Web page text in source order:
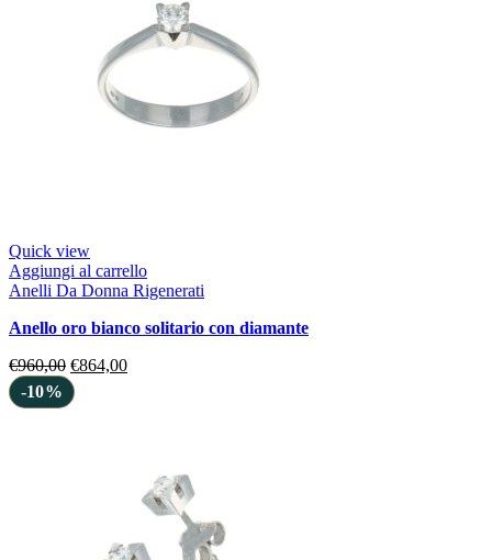
Quick view
Aggiungi al carrello
Anelli Da Donna Rigenerati
anello oro bianco solitario con diamante
€960,00 €864,00
-10%